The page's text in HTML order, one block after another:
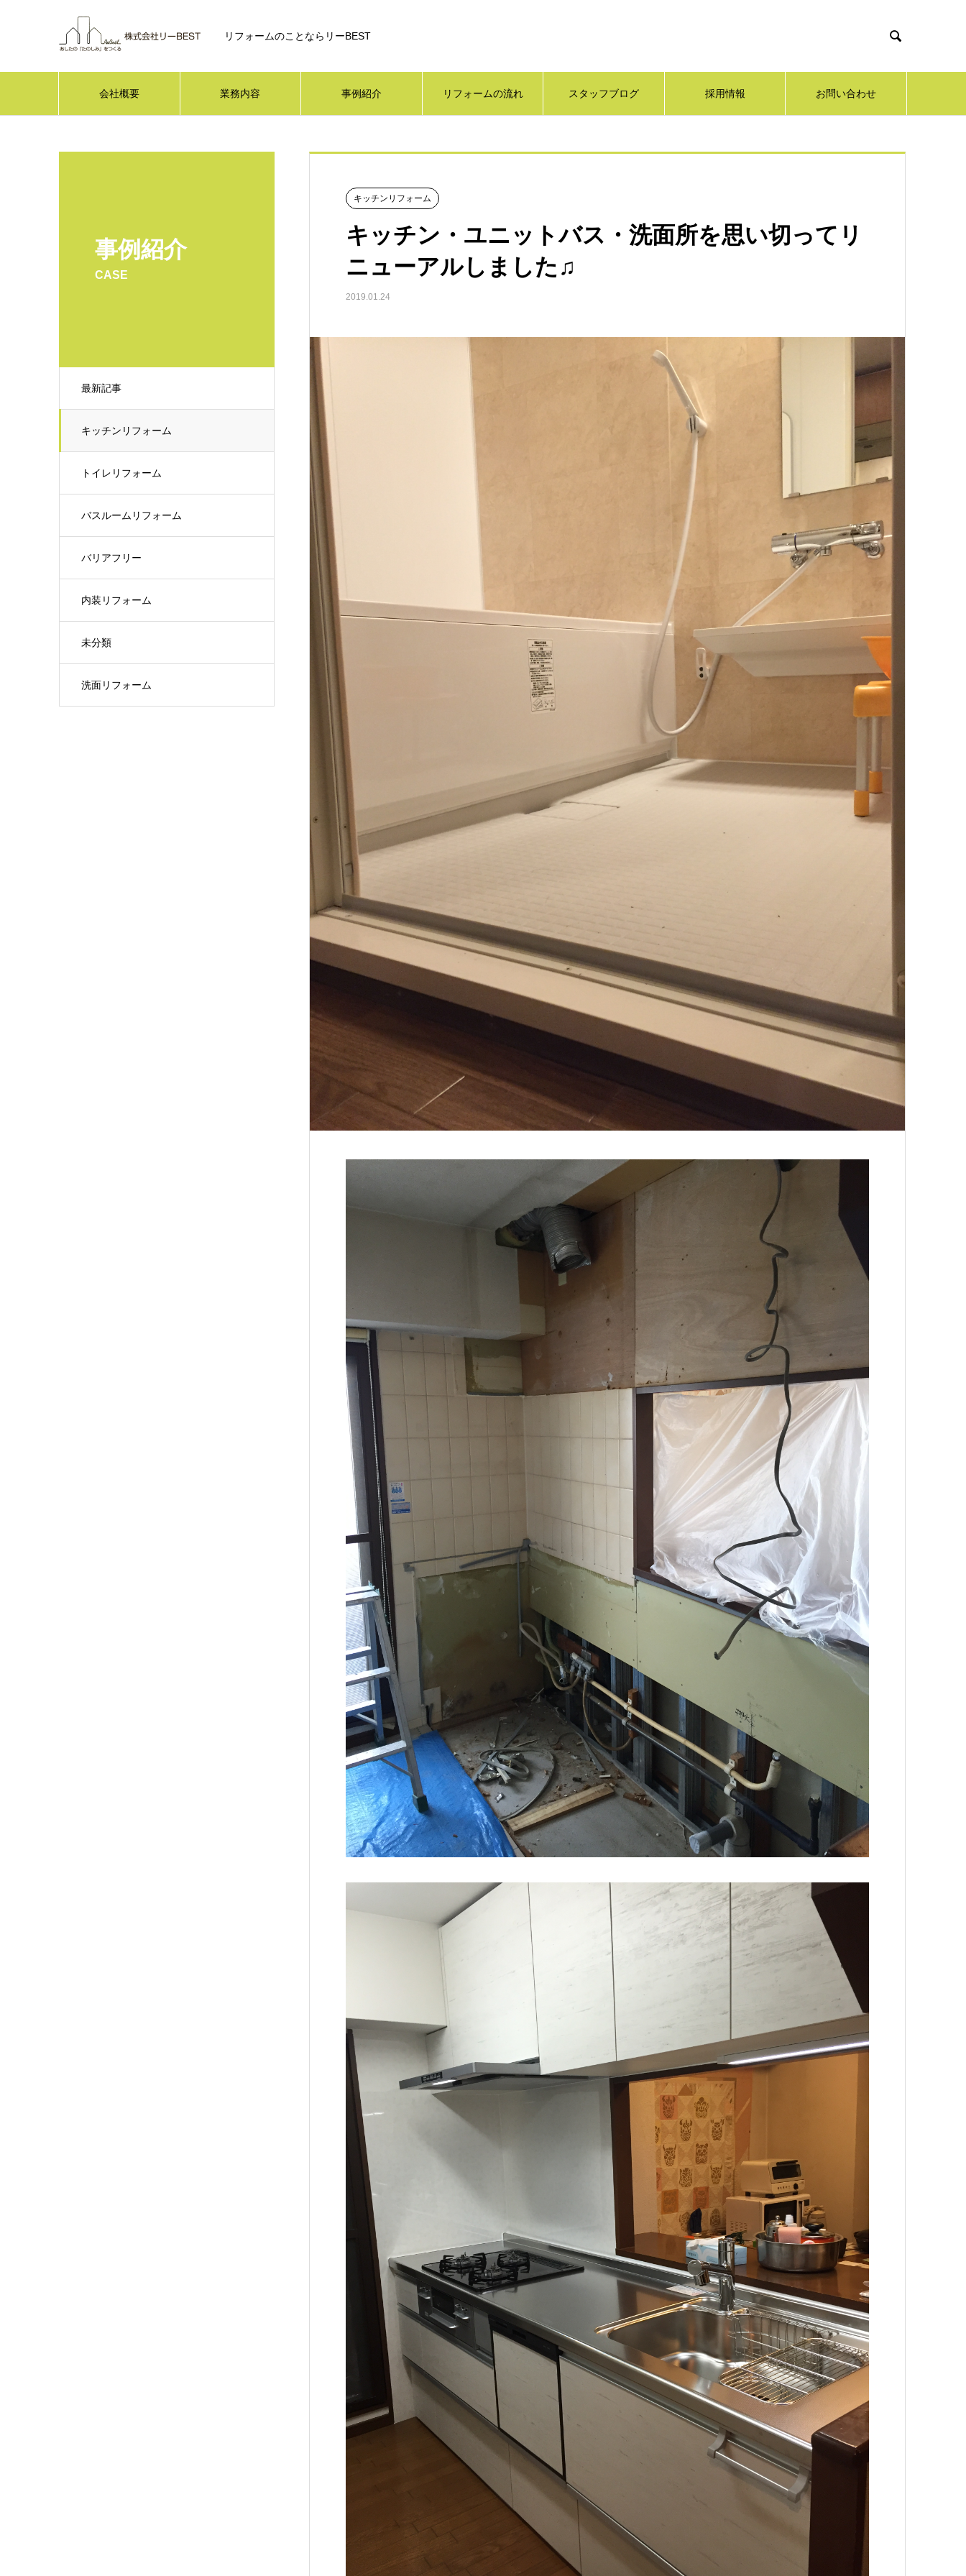
リフォームのことならリーBEST 
会社概要 業務内容 事例紹介 リフォームの流れ スタッフブログ 採用情報 お問い合わせ
事例紹介
CASE
最新記事
キッチンリフォーム
トイレリフォーム
バスルームリフォーム
バリアフリー
内装リフォーム
未分類
洗面リフォーム
キッチンリフォーム
キッチン・ユニットバス・洗面所を思い切ってリ
ニューアルしました♫
2019.01.24